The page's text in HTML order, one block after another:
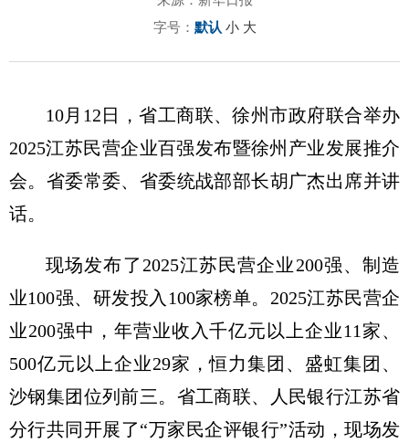
字号： 默认 小 大
10月12日，省工商联、徐州市政府联合举办
2025江苏民营企业百强发布暨徐州产业发展推介
会。省委常委、省委统战部部长胡广杰出席并讲
话。
现场发布了2025江苏民营企业200强、制造
业100强、研发投入100家榜单。2025江苏民营企
业200强中，年营业收入千亿元以上企业11家、
500亿元以上企业29家，恒力集团、盛虹集团、
沙钢集团位列前三。省工商联、人民银行江苏省
分行共同开展了“万家民企评银行”活动，现场发